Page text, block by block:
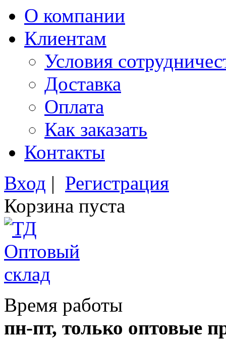
О компании
Клиентам
Условия
Доставка
Оплата
Как заказать
Контакты
Вход | Регистрация
Корзина пуста
Время работы
пн-пт, только оптовые